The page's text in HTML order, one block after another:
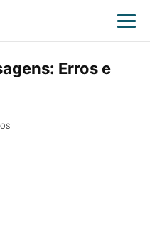
Erros e